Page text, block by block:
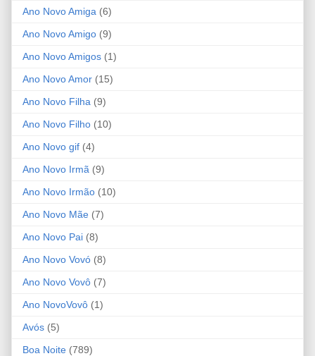
Ano Novo Amiga (6)
Ano Novo Amigo (9)
Ano Novo Amigos (1)
Ano Novo Amor (15)
Ano Novo Filha (9)
Ano Novo Filho (10)
Ano Novo gif (4)
Ano Novo Irmã (9)
Ano Novo Irmão (10)
Ano Novo Mãe (7)
Ano Novo Pai (8)
Ano Novo Vovó (8)
Ano Novo Vovô (7)
Ano NovoVovô (1)
Avós (5)
Boa Noite (789)